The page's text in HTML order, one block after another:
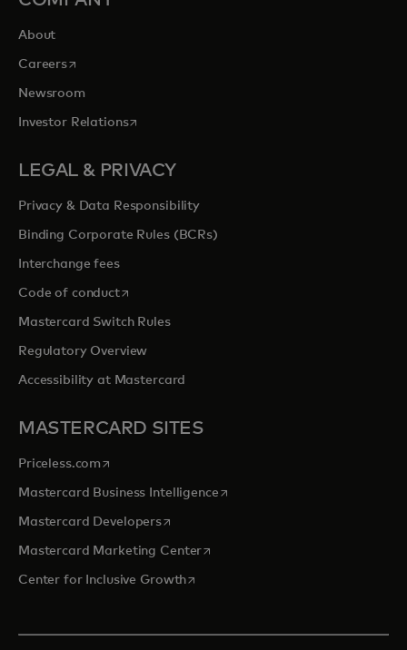
About
Careersopens in a new tab
Newsroom
Investor Relationsopens in a new tab
LEGAL & PRIVACY
Privacy & Data Responsibility
Binding Corporate Rules (BCRs)
Interchange fees
Code of conductopens in a new tab
Mastercard Switch Rules
Regulatory Overview
Accessibility at Mastercard
MASTERCARD SITES
Priceless.com opens in a new tab
Mastercard Business Intelligenceopens in a new tab
Mastercard Developersopens in a new tab
Mastercard Marketing Centeropens in a new tab
Center for Inclusive Growthopens in a new tab